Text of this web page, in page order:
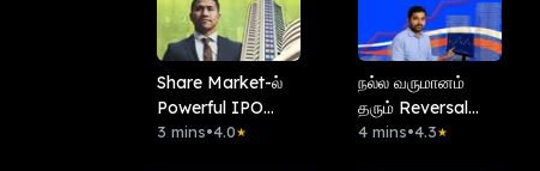
Share Market-ல்
Powerful IPO
கண்டுபிடிப்பது
3 mins•4.0★
நல்ல வருமானம்
தரும் Reversal
Strategy இதோ!
4 mins•4.3★